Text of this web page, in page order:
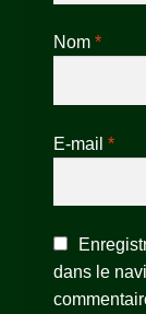
Nom *
E-mail *
dans le